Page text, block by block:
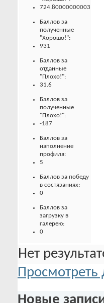
724.80000000003
Баллов за
полученные
"Хорошо!":
931
Баллов за
отданные
"Плохо!":
31.6
Баллов за
полученные
"Плохо!":
-187
Баллов за
наполнение
профиля:
5
Баллов за победу
в состязаниях:
0
Баллов за
загрузку в
галерею:
0
Нет
Просмотреть
Новые